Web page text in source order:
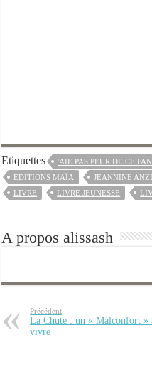
Etiquettes 'AIE PAS PEUR DE CE
EDITIONS MAÏA
JEANNINE
LIVRE
LIVRE JEUNESSE
A propos alissash
Précédent
La Chute : un « Malconfort »
vivre